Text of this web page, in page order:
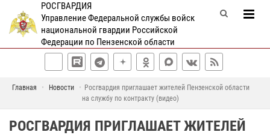
РОСГВАРДИЯ
Управление Федеральной службы войск
национальной гвардии Российской
Федерации по Пензенской области
Главная Новости
Росгвардия приглашает жителей Пензенской области
на службу по контракту (видео)
РОСГВАРДИЯ ПРИГЛАШАЕТ ЖИТЕЛЕЙ